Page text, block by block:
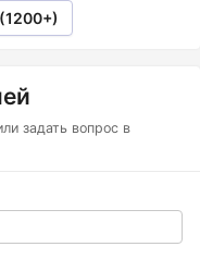
(1200+)
задать вопрос в